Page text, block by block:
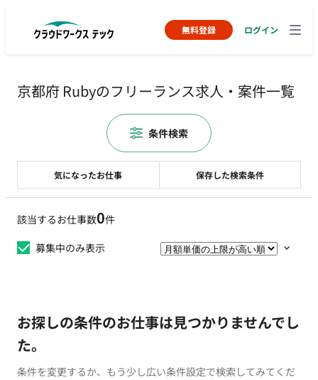
無料登録 ログイン
京都府 Rubyのフリーランス求人・案件一覧
該当するお仕事数0件
募集中のみ表示
お探しの条件のお仕事は見つかりませんでし
た。
条件を変更するか、もう少し広い条件設定で検索してみてくだ
気になったお仕事 保存した検索条件
条件検索